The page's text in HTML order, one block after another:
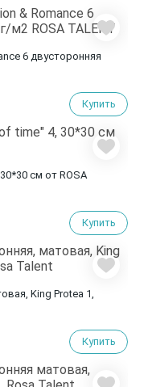
6 двусторонняя
Купить
см от ROSA
Купить
King Protea 1,
Купить